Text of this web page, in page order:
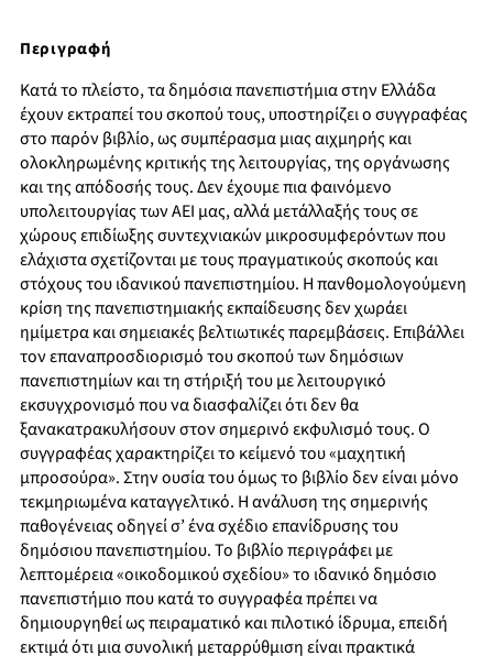
Περιγραφή
Κατά το πλείστο, τα δημόσια πανεπιστήμια στην Ελλάδα
έχουν εκτραπεί του σκοπού τους, υποστηρίζει ο συγγραφέας
στο παρόν βιβλίο, ως συμπέρασμα μιας αιχμηρής και
ολοκληρωμένης κριτικής της λειτουργίας, της οργάνωσης
και της απόδοσής τους. Δεν έχουμε πια φαινόμενο
υπολειτουργίας των ΑΕΙ μας, αλλά μετάλλαξής τους σε
χώρους επιδίωξης συντεχνιακών μικροσυμφερόντων που
ελάχιστα σχετίζονται με τους πραγματικούς σκοπούς και
στόχους του ιδανικού πανεπιστημίου. Η πανθομολογούμενη
κρίση της πανεπιστημιακής εκπαίδευσης δεν χωράει
ημίμετρα και σημειακές βελτιωτικές παρεμβάσεις. Επιβάλλει
τον επαναπροσδιορισμό του σκοπού των δημόσιων
πανεπιστημίων και τη στήριξή του με λειτουργικό
εκσυγχρονισμό που να διασφαλίζει ότι δεν θα
ξανακατρακυλήσουν στον σημερινό εκφυλισμό τους. Ο
συγγραφέας χαρακτηρίζει το κείμενό του «μαχητική
μπροσούρα». Στην ουσία του όμως το βιβλίο δεν είναι μόνο
τεκμηριωμένα καταγγελτικό. Η ανάλυση της σημερινής
παθογένειας οδηγεί σ’ ένα σχέδιο επανίδρυσης του
δημόσιου πανεπιστημίου. Το βιβλίο περιγράφει με
λεπτομέρεια «οικοδομικού σχεδίου» το ιδανικό δημόσιο
πανεπιστήμιο που κατά το συγγραφέα πρέπει να
δημιουργηθεί ως πειραματικό και πιλοτικό ίδρυμα, επειδή
εκτιμά ότι μια συνολική μεταρρύθμιση είναι πρακτικά